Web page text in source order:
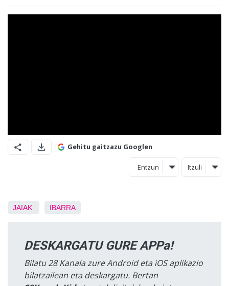
Gehitu gaitzazu Googlen
Entzun Itzuli
JAIAK IBARRA
DESKARGATU GURE APPa!
Bilatu 28 Kanala zure Android eta iOS aplikazio
bilatzailean eta deskargatu. Bertan